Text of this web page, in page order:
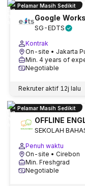
Pelamar Masih Sedikit
Google
SG-EDTS
Kontrak
On-site • Jakarta
Min. 4 years of
Negotiable
Rekruter aktif 12j lalu
Pelamar Masih Sedikit
OFFLINE
SEKOLAH
Penuh waktu
On-site • Cirebon
Min. Freshgrad
Negotiable